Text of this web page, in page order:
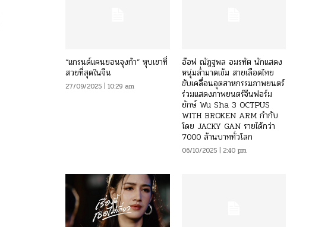
“แกรนด์แคนยอนจุงก้า” หุบเขาที่
สวยที่สุดในจีน
27/09/2025 | 10:29 am
อ๊อฟ ณัฏฐพล อมรทัต นักแสดง
หนุ่มล่ำมาดเข้ม สายเลือดไทย
ขับเคลื่อนอุตสาหกรรมภาพยนตร์
ร่วมแสดงภาพยนตร์จีนฟอร์ม
ยักษ์ Wu Sha 3 OCTPUS
WITH BROKEN ARM กำกับ
โดย JACKY GAN รายได้กว่า
7000 ล้านบาททั่วโลก
06/10/2025 | 2:40 pm